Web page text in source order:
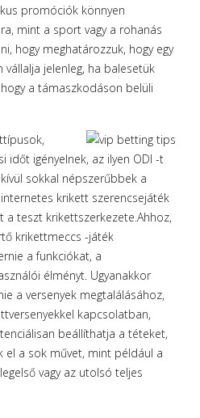
promóciók könnyen
mint a sport vagy a rohanás
hogy meghatározzuk, hogy egy
jelenleg, ha balesetük
a támaszkodáson belüli
időt igényelnek, az ilyen ODI -t
sokkal népszerűbbek a
krikett szerencsejáték
teszt krikettszerkezete.Ahhoz,
krikettmeccs -játék
a funkciókat, a
élményt. Ugyanakkor
a versenyek megtalálásához,
kapcsolatban,
beállíthatja a téteket,
el a sok művet, mint például a
vagy az utolsó teljes